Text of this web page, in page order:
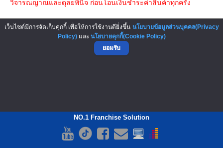
วิจารณญาณและดุลยพินิจ ก่อนโอนเงินชำระค่าสินค้าทุกครั้ง
▲ GO TO TOP
NO.1 Franchise Solution
เว็บไซต์มีการจัดเก็บคุกกี้ เพื่อให้การใช้งานดียิ่งขึ้น นโยบายข้อมูลส่วนบุคคล(Privacy
Policy)และ นโยบายคุกกี้(Cookie Policy)
ยอมรับ